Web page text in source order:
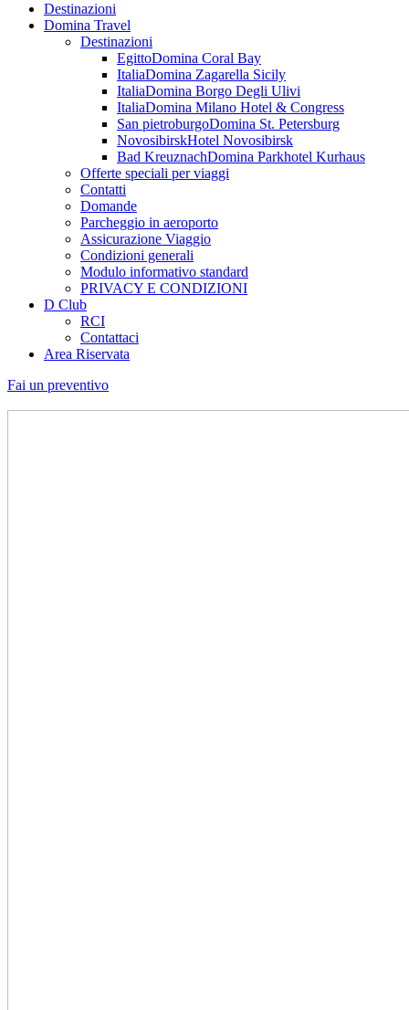
Destinazioni
Domina Travel
Destinazioni
EgittoDomina Coral Bay
ItaliaDomina Zagarella Sicily
ItaliaDomina Borgo Degli Ulivi
ItaliaDomina Milano Hotel & Congress
San pietroburgoDomina St. Petersburg
NovosibirskHotel Novosibirsk
Bad KreuznachDomina Parkhotel Kurhaus
Offerte speciali per viaggi
Contatti
Domande
Parcheggio in aeroporto
Assicurazione Viaggio
Condizioni generali
Modulo informativo standard
PRIVACY E CONDIZIONI
D Club
RCI
Contattaci
Area Riservata
Fai un preventivo